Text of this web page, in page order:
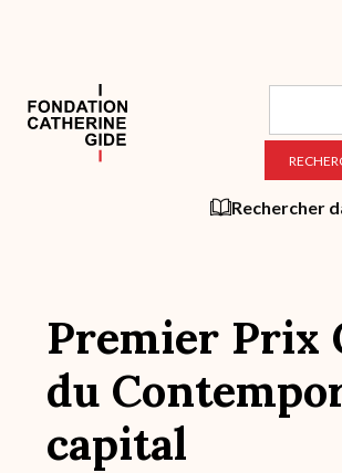
principal
Rechercher
Premier Prix
du
capital